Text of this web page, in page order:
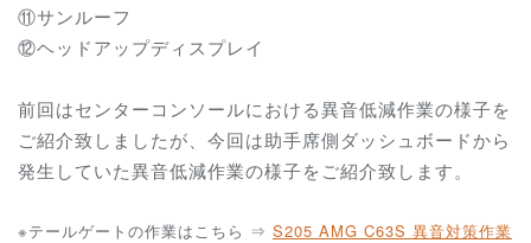
⑪サンルーフ
⑫ヘッドアップディスプレイ
前回はセンターコンソールにおける異音低減作業の様子を
ご紹介致しましたが、今回は助手席側ダッシュボードから
発生していた異音低減作業の様子をご紹介致します。
※テールゲートの作業はこちら ⇒ S205 AMG C63S 異音対策作業